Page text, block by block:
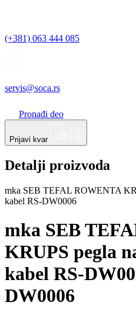
(+381) 063 444 085
servis@soca.rs
Pronađi deo
Prijavi kvar
Detalji proizvoda
mka SEB TEFAL ROWENTA
kabel RS-DW0006
mka SEB
KRUPS pegla
kabel RS-
DW0006